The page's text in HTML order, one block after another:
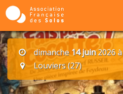
dimanche14 juin2026 à
Louviers (27)